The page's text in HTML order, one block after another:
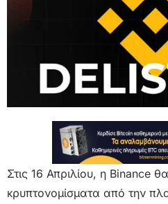
Στις 16 Απριλίου, η Binance
κρυπτονομίσματα από την